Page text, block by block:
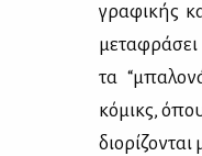
γρα­φι­κής
τα
κό­μικς,
διο­ρί­ζο­νται